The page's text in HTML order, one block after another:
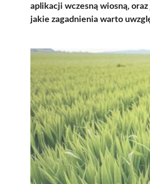
aplikacji wczesną wiosną,
jakie zagadnienia warto